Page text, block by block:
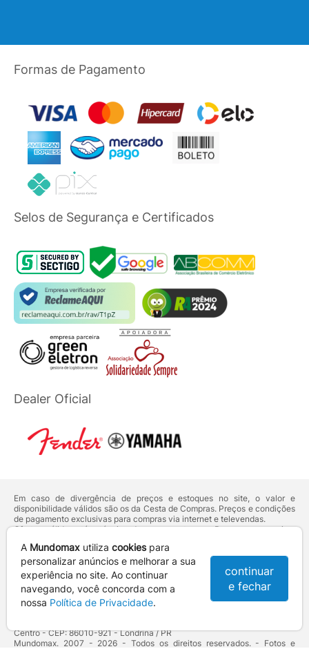
Formas de Pagamento
Selos de Segurança e Certificados
Dealer Oficial
Em caso de divergência de preços e estoques no site, o valor e
disponibilidade válidos são os da Cesta de Compras. Preços e condições
de pagamento exclusivas para compras via internet e televendas.
Ofertas válidas até o término de nossos estoques. Para compras acima
deVenda Corporativa.
Os preços apresentados no site prevalecem sobre outros anunciados em
qualquer outro meio de comunicação ou sites de buscas. Código de
Defesa do Consumidor:Lei nº 8.078.
Vendas sujeitas à confirmação de dados e análises de crédito e risco.
Centro - CEP: 86010-921 - Londrina / PR
Mundomax. 2007 - 2026 - Todos os direitos reservados. - Fotos e
A Mundomax utiliza cookiespara
personalizar anúncios e melhorar a sua
experiência no site. Ao continuar
navegando, você concorda com a
nossa Política de Privacidade.
continuar
e fechar